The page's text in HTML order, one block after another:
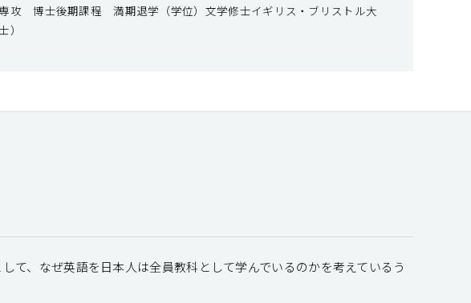
博士後期課程 満期退学（学位）文学修士イギリス・ブリストル大
て、なぜ英語を日本人は全員教科として学んでいるのかを考えているう